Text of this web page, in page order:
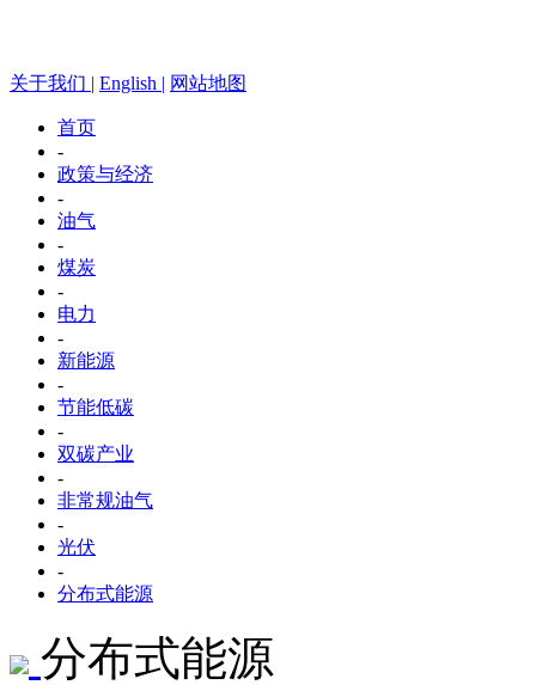
关于我们 | English | 网站地图
首页
-
政策与经济
-
油气
-
煤炭
-
电力
-
新能源
-
节能低碳
-
双碳产业
-
非常规油气
-
光伏
-
分布式能源
分布式能源